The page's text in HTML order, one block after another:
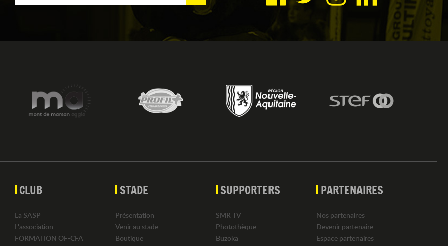
CLUB
La SASP
L'association
FORMATION OF-CFA
STADE
Présentation
Venir au stade
Boutique
SUPPORTERS
SMR TV
Photothèque
Buzoka
PARTENAIRES
Nos partenaires
Devenir partenaire
Espace partenaires